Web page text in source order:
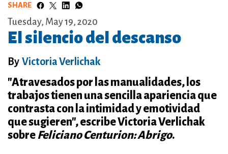
SHARE
Tuesday, May 19, 2020
El silencio del descanso
By Victoria Verlichak
"Atravesados por las manualidades, los
trabajos tienen una sencilla apariencia que
contrasta con la intimidad y emotividad
que sugieren", escribe Victoria Verlichak
sobre Feliciano Centurion: Abrigo.